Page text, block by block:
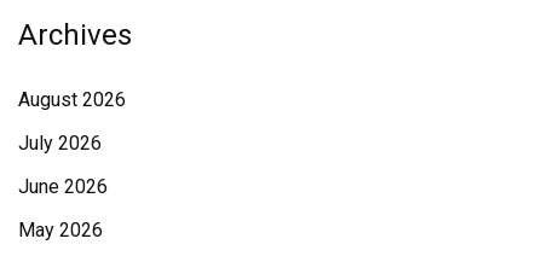
Archives
August 2026
July 2026
June 2026
May 2026